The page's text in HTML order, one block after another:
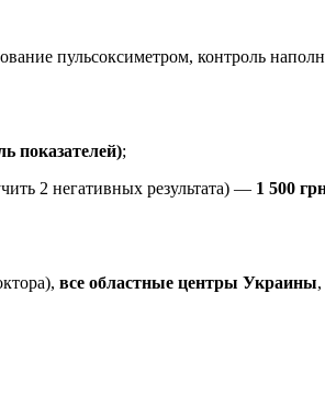
пульсоксиметром, контроль
показателей);
2 негативных результата) — 1 500
все областные центры Украины